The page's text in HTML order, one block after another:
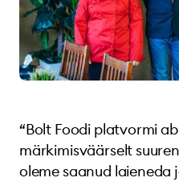
“Bolt Foodi platvormi
märkimisväärselt
oleme saanud laieneda